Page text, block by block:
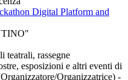
Digital Platform and
teatrali, rassegne
esposizioni e altri eventi di
Organizzatrice) -